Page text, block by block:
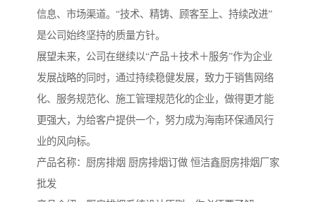
信息、市场渠道。“技术、精铸、顾客至上、持续改进”
是公司始终坚持的质量方针。
展望未来，公司在继续以“产品＋技术＋服务”作为企业
发展战略的同时，通过持续稳健发展，致力于销售网络
化、服务规范化、施工管理规范化的企业，做得更才能
更强大，为给客户提供一个，努力成为海南环保通风行
业的风向标。
产品名称：厨房排烟 厨房排烟订做 恒洁鑫厨房排烟厂家
批发